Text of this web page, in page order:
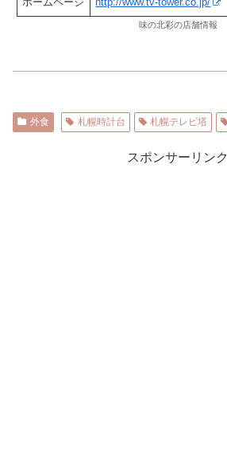
味の北彩の店舗情報
外食 札幌時計台 札幌テレビ塔
スポンサーリンク